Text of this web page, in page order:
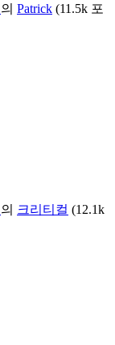
의 Patrick (11.5k 포
의 크리티컬 (12.1k